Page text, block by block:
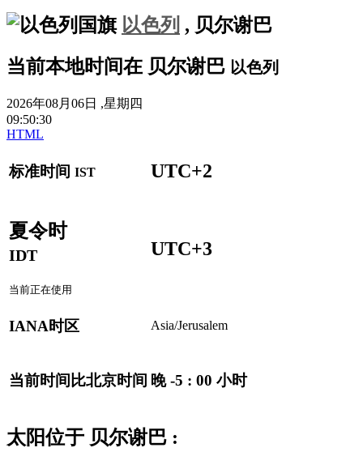
以色列 , 贝尔谢巴
当前本地时间在 贝尔谢巴 以色列
2026年08月06日 ,星期四
09:50:30
HTML
标准时间 IST UTC+2
夏令时
IDT
当前正在使用
UTC+3
IANA时区 Asia/Jerusalem
当前时间比北京时间 晚-5 : 00 小时
太阳位于 贝尔谢巴 :